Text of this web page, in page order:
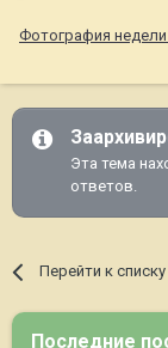
Фотография недели
Эта тема
ответов.
Перейти к
Последние